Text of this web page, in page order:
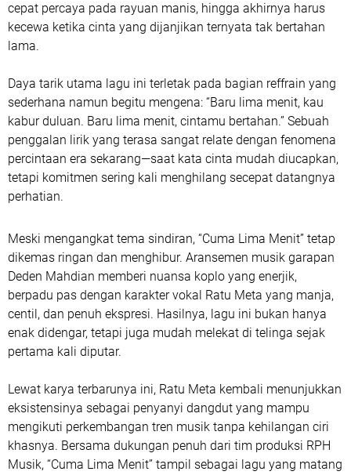
cepat percaya pada rayuan manis, hingga akhirnya harus
kecewa ketika cinta yang dijanjikan ternyata tak bertahan
lama.
Daya tarik utama lagu ini terletak pada bagian reffrain yang
sederhana namun begitu mengena: “Baru lima menit, kau
kabur duluan. Baru lima menit, cintamu bertahan.” Sebuah
penggalan lirik yang terasa sangat relate dengan fenomena
percintaan era sekarang—saat kata cinta mudah diucapkan,
tetapi komitmen sering kali menghilang secepat datangnya
perhatian.
Meski mengangkat tema sindiran, “Cuma Lima Menit” tetap
dikemas ringan dan menghibur. Aransemen musik garapan
Deden Mahdian memberi nuansa koplo yang enerjik,
berpadu pas dengan karakter vokal Ratu Meta yang manja,
centil, dan penuh ekspresi. Hasilnya, lagu ini bukan hanya
enak didengar, tetapi juga mudah melekat di telinga sejak
pertama kali diputar.
Lewat karya terbarunya ini, Ratu Meta kembali menunjukkan
eksistensinya sebagai penyanyi dangdut yang mampu
mengikuti perkembangan tren musik tanpa kehilangan ciri
khasnya. Bersama dukungan penuh dari tim produksi RPH
Musik, “Cuma Lima Menit” tampil sebagai lagu yang matang